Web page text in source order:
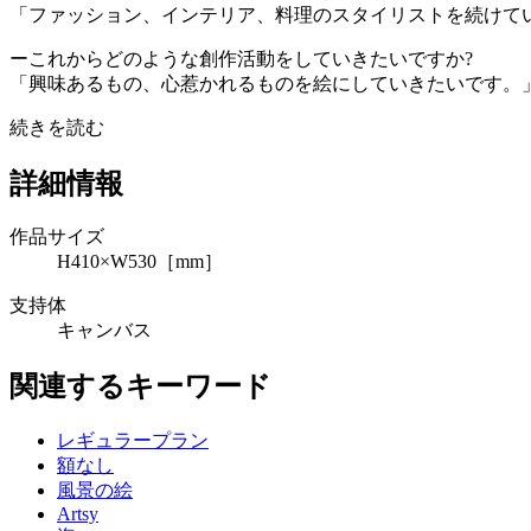
「ファッション、インテリア、料理のスタイリストを続けて
ーこれからどのような創作活動をしていきたいですか?
「興味あるもの、心惹かれるものを絵にしていきたいです。」
続きを読む
詳細情報
作品サイズ
H410×W530［mm］
支持体
キャンバス
関連するキーワード
レギュラープラン
額なし
風景の絵
Artsy